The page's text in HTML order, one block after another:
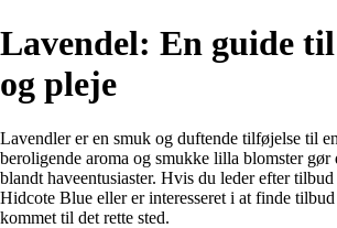
Lavendel: En guide
og pleje
Lavendler er en smuk og duftende tilføjelse til
beroligende aroma og smukke lilla blomster
blandt haveentusiaster. Hvis du leder efter
Hidcote Blue eller er interesseret i at finde
kommet til det rette sted.